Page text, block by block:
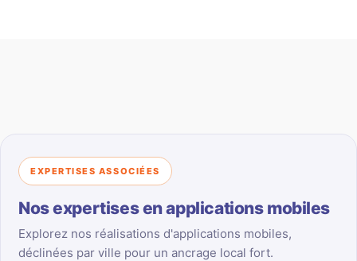
EXPERTISES ASSOCIÉES
Nos expertises en applications mobiles
Explorez nos réalisations d'applications mobiles,
déclinées par ville pour un ancrage local fort.